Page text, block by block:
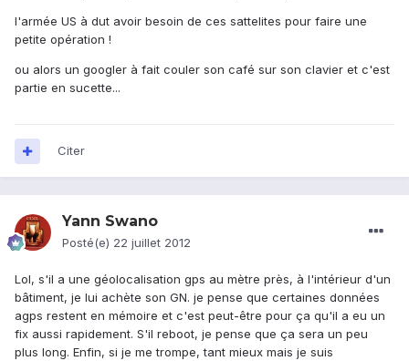
l'armée US à dut avoir besoin de ces sattelites pour faire une
petite opération !
ou alors un googler à fait couler son café sur son clavier et c'est
partie en sucette...
Citer
Yann Swano
Posté(e) 22 juillet 2012
Lol, s'il a une géolocalisation gps au mètre près, à l'intérieur d'un
bâtiment, je lui achète son GN. je pense que certaines données
agps restent en mémoire et c'est peut-être pour ça qu'il a eu un
fix aussi rapidement. S'il reboot, je pense que ça sera un peu
plus long. Enfin, si je me trompe, tant mieux mais je suis